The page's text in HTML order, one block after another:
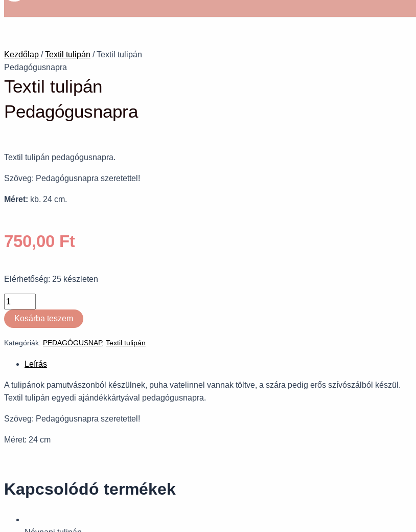
Kezdőlap /Textil tulipán / Textil tulipán
Pedagógusnapra
Textil tulipán
Pedagógusnapra
Textil tulipán pedagógusnapra.
Szöveg: Pedagógusnapra szeretettel!
Méret: kb. 24 cm.
750,00 Ft
Elérhetőség: 25 készleten
Kosárba teszem
Kategóriák: PEDAGÓGUSNAP, Textil tulipán
Leírás
A tulipánok pamutvászonból készülnek, puha vatelinnel vannak töltve, a szára pedig erős szívószálból készül.
Textil tulipán egyedi ajándékkártyával pedagógusnapra.
Szöveg: Pedagógusnapra szeretettel!
Méret: 24 cm
Kapcsolódó termékek